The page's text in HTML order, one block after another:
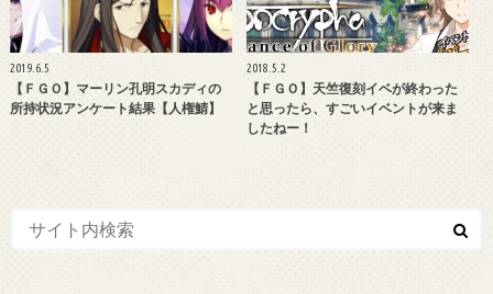
2019.6.5
【ＦＧＯ】マーリン孔明スカディの
所持状況アンケート結果【人権鯖】
2018.5.2
【ＦＧＯ】天竺復刻イベが終わった
と思ったら、すごいイベントが来ま
したねー！